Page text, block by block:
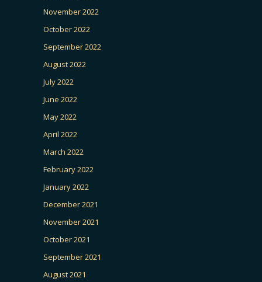
November 2022
October 2022
September 2022
August 2022
July 2022
June 2022
May 2022
April 2022
March 2022
February 2022
January 2022
December 2021
November 2021
October 2021
September 2021
August 2021